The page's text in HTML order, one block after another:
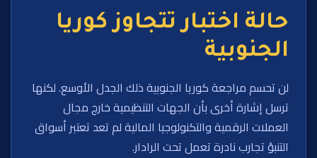
حالة اختبار تتجاوز كوريا
الجنوبية
لن تحسم مراجعة كوريا الجنوبية ذلك الجدل الأوسع. لكنها
ترسل إشارة أخرى بأن الجهات التنظيمية خارج مجال
العملات الرقمية والتكنولوجيا المالية لم تعد تعتبر أسواق
التنبؤ تجارب نادرة تعمل تحت الرادار.